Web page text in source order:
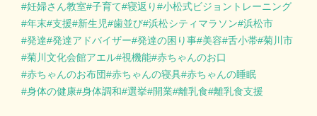
妊婦さん教室 子育て 寝返り
小松式ビジョントレーニング
年末 支援 新生児 歯並び 浜松シティマラソン 浜松市
発達 発達アドバイザー 発達の困り事 美容 舌小帯 菊川市
菊川文化会館アエル 視機能 赤ちゃんのお口
赤ちゃんのお布団
赤ちゃんの寝具 赤ちゃんの睡眠
身体の健康 身体調和 選挙 開業 離乳食 離乳食支援